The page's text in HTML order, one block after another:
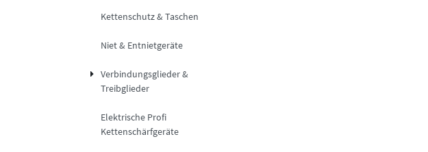
Kettenschutz & Taschen
Niet & Entnietgeräte
Verbindungsglieder &
Treibglieder
Elektrische Profi
Kettenschärfgeräte